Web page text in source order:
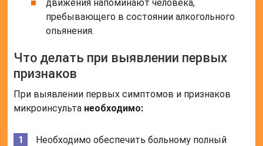
движения напоминают человека,
пребывающего в состоянии алкогольного
опьянения.
Что делать при выявлении первых
признаков
При выявлении первых симптомов и признаков
микроинсульта необходимо:
Необходимо обеспечить больному полный